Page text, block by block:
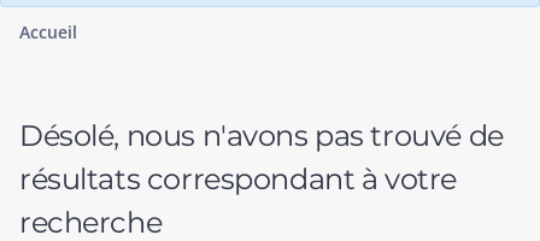
Accueil
Désolé, nous n'avons pas trouvé de
résultats correspondant à votre
recherche